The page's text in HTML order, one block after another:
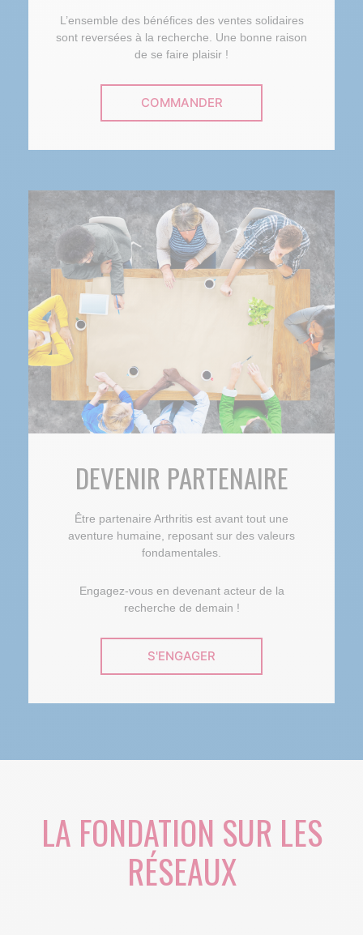
L’ensemble des bénéfices des ventes solidaires
sont reversées à la recherche. Une bonne raison
de se faire plaisir !
COMMANDER
DEVENIR PARTENAIRE
Être partenaire Arthritis est avant tout une
aventure humaine, reposant sur des valeurs
fondamentales.
Engagez-vous en devenant acteur de la
recherche de demain !
S'ENGAGER
LA FONDATION SUR LES
RÉSEAUX